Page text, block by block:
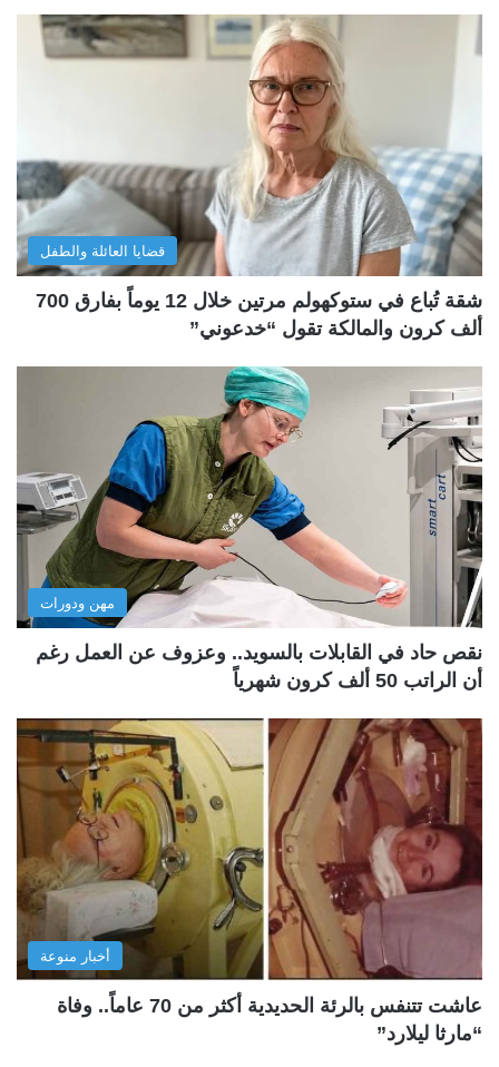
قضايا العائلة والطفل
شقة تُباع في ستوكهولم مرتين خلال 12 يوماً بفارق 700
ألف كرون والمالكة تقول “خدعوني”
مهن ودورات
نقص حاد في القابلات بالسويد.. وعزوف عن العمل رغم
أن الراتب 50 ألف كرون شهرياً
أخبار منوعة
عاشت تتنفس بالرئة الحديدية أكثر من 70 عاماً.. وفاة
“مارثا ليلارد”